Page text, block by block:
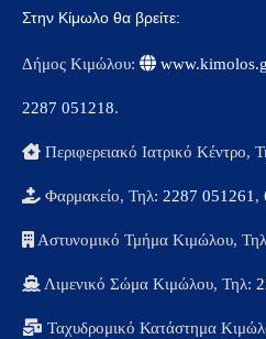
Στην Κίμωλο θα βρείτε:
Δήμος Κιμώλου:
2287 051218.
Περιφερειακό Ιατρικό Κέντρο,
Φαρμακείο, Τηλ: 2287 051261,
Αστυνομικό Τμήμα Κιμώλου,
Λιμενικό Σώμα Κιμώλου, Τηλ:
Ταχυδρομικό Κατάστημα